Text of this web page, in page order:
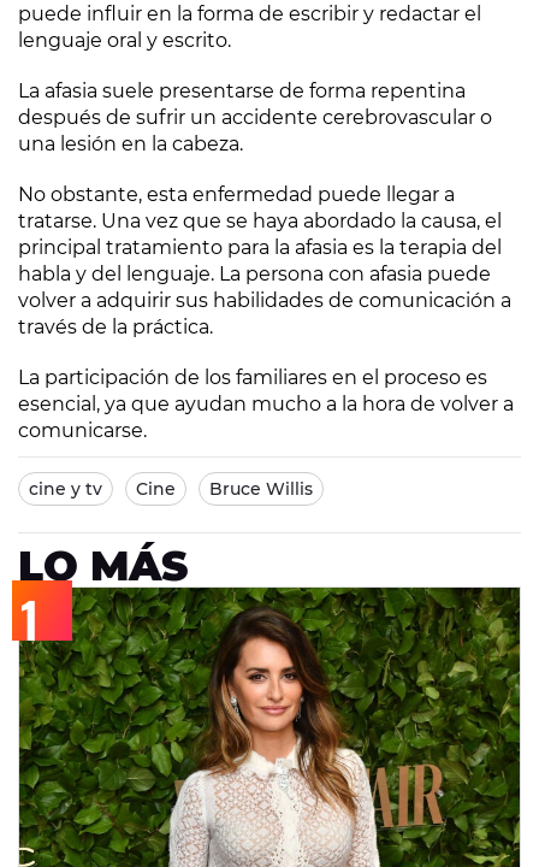
puede influir en la forma de escribir y redactar el
lenguaje oral y escrito.
La afasia suele presentarse de forma repentina
después de sufrir un accidente cerebrovascular o
una lesión en la cabeza.
No obstante, esta enfermedad puede llegar a
tratarse. Una vez que se haya abordado la causa, el
principal tratamiento para la afasia es la terapia del
habla y del lenguaje. La persona con afasia puede
volver a adquirir sus habilidades de comunicación a
través de la práctica.
La participación de los familiares en el proceso es
esencial, ya que ayudan mucho a la hora de volver a
comunicarse.
cine y tv Cine Bruce Willis
LO MÁS